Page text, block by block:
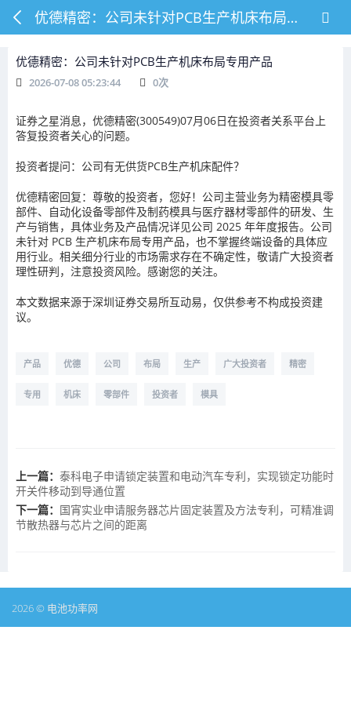
优德精密：公司未针对PCB生产机床布局专用产品
优德精密：公司未针对PCB生产机床布局专用产品
2026-07-08 05:23:44 0次
证券之星消息，优德精密(300549)07月06日在投资者关系平台上
答复投资者关心的问题。
投资者提问：公司有无供货PCB生产机床配件？
优德精密回复：尊敬的投资者，您好！公司主营业务为精密模具零
部件、自动化设备零部件及制药模具与医疗器材零部件的研发、生
产与销售，具体业务及产品情况详见公司 2025 年年度报告。公司
未针对 PCB 生产机床布局专用产品，也不掌握终端设备的具体应
用行业。相关细分行业的市场需求存在不确定性，敬请广大投资者
理性研判，注意投资风险。感谢您的关注。
本文数据来源于深圳证券交易所互动易，仅供参考不构成投资建
议。
产品 优德 公司 布局 生产 广大投资者 精密
专用 机床 零部件 投资者 模具
上一篇： 泰科电子申请锁定装置和电动汽车专利，实现锁定功能时
开关件移动到导通位置
下一篇： 国宵实业申请服务器芯片固定装置及方法专利，可精准调
节散热器与芯片之间的距离
2026 © 电池功率网